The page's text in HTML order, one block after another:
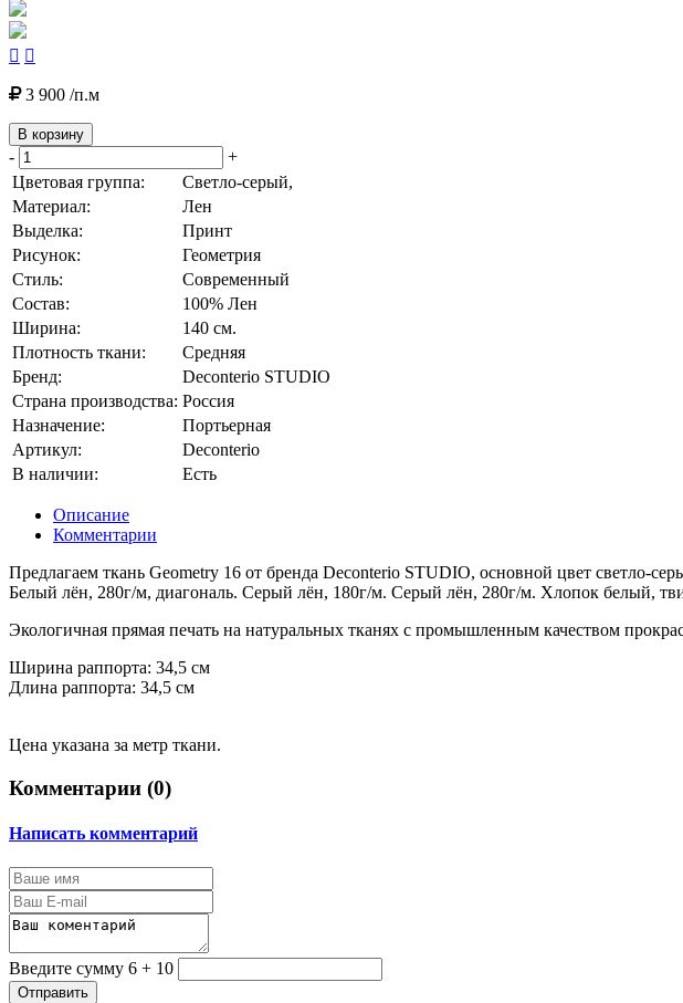
 
3 900 /п.м
В корзину
-
+
Цветовая группа:
Светло-серый,
Материал:
Лен
Выделка:
Принт
Рисунок:
Геометрия
Стиль:
Современный
Состав:
100% Лен
Ширина:
140 см.
Плотность ткани:
Средняя
Бренд:
Deconterio STUDIO
Страна производства: Россия
Назначение:
Портьерная
Артикул:
Deconterio
В наличии:
Есть
Описание
Комментарии
Предлагаем ткань Geometry 16 от бренда Deconterio STUDIO, основной цвет светло-
Белый лён, 280г/м, диагональ. Серый лён, 180г/м. Серый лён, 280г/м. Хлопок белый,
Экологичная прямая печать на натуральных тканях с промышленным качеством
Ширина раппорта: 34,5 см
Длина раппорта: 34,5 см
Цена указана за метр ткани.
Комментарии (0)
Написать комментарий
Введите сумму 6 + 10
Отправить